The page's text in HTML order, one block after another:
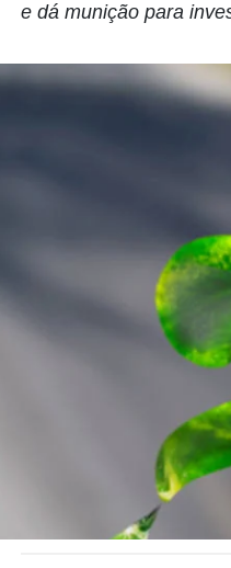
e dá munição para